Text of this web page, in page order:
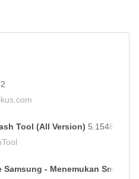
Tool (All Version) 5.1548
Samsung - Menemukan